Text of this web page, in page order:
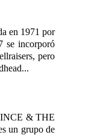
en 1971 por
se incorporó
pero
& THE
un grupo de